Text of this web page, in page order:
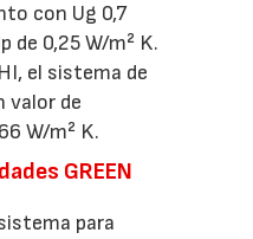
con Ug 0,7
de 0,25 W/m² K.
el sistema de
valor de
W/m² K.
GREEN
para